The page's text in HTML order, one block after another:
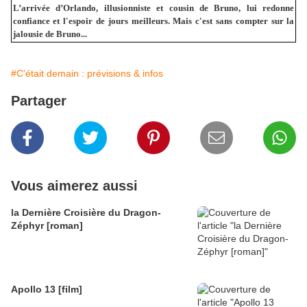
L’arrivée d’Orlando, illusionniste et cousin de Bruno, lui redonne
confiance et l'espoir de jours meilleurs. Mais c'est sans compter sur la
jalousie de Bruno...
#C'était demain : prévisions & infos
Partager
Vous aimerez aussi
la Dernière Croisière du Dragon-
Zéphyr [roman]
Apollo 13 [film]